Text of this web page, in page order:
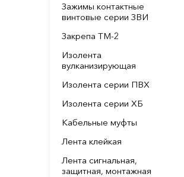
Зажимы контактные
винтовые серии ЗВИ
Закрепа ТМ-2
Изолента
вулканизирующая
Изолента серии ПВХ
Изолента серии ХБ
Кабельные муфты
Лента клейкая
Лента сигнальная,
защитная, монтажная